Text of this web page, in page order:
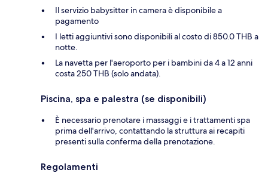
Il servizio babysitter in camera è disponibile a
pagamento
I letti aggiuntivi sono disponibili al costo di 850.0 THB a
notte.
La navetta per l'aeroporto per i bambini da 4 a 12 anni
costa 250 THB (solo andata).
Piscina, spa e palestra (se disponibili)
È necessario prenotare i massaggi e i trattamenti spa
prima dell'arrivo, contattando la struttura ai recapiti
presenti sulla conferma della prenotazione.
Regolamenti